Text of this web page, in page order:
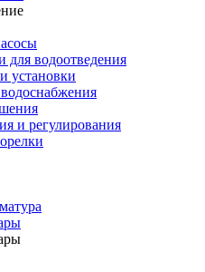
для водоотведения
установки
и регулирования